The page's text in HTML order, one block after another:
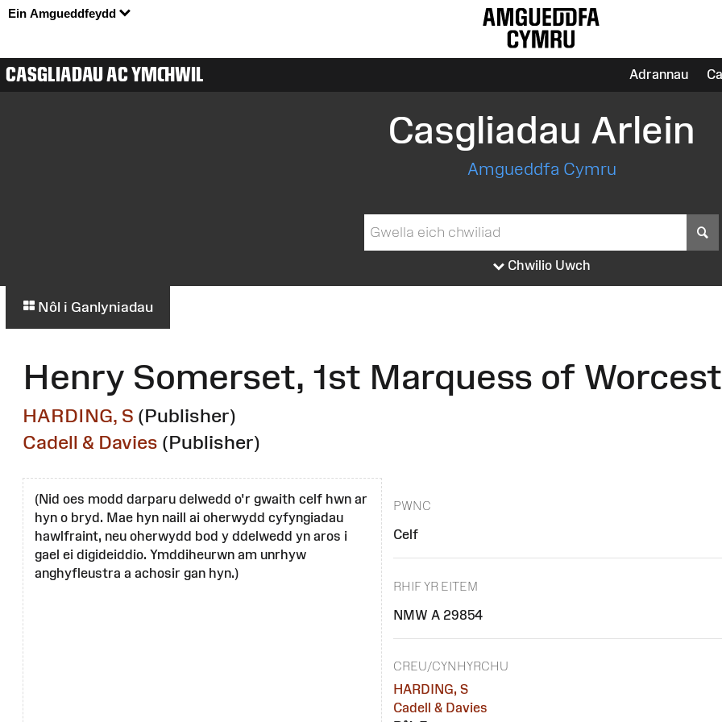
Ein Amgueddfeydd
CASGLIADAU AC YMCHWIL Adrannau
Casgliadau Arlein
Amgueddfa Cymru
Chwilio Uwch
Nôl i Ganlyniadau
Henry Somerset, 1st Marquess of
HARDING, S (Publisher)
Cadell & Davies (Publisher)
(Nid oes modd darparu delwedd o'r gwaith celf hwn ar
hyn o bryd. Mae hyn naill ai oherwydd cyfyngiadau
hawlfraint, neu oherwydd bod y ddelwedd yn aros i
gael ei digideiddio. Ymddiheurwn am unrhyw
anghyfleustra a achosir gan hyn.)
PWNC
Celf
RHIF YR EITEM
NMW A 29854
CREU/CYNHYRCHU
HARDING, S
Cadell & Davies